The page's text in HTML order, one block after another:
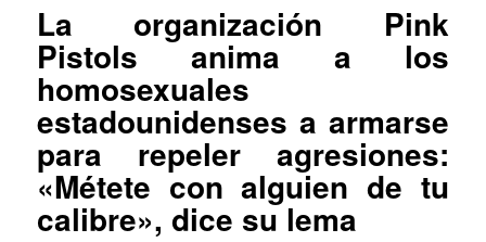
La organización Pink
Pistols anima a los
homosexuales
estadounidenses a armarse
para repeler agresiones:
«Métete con alguien de tu
calibre», dice su lema